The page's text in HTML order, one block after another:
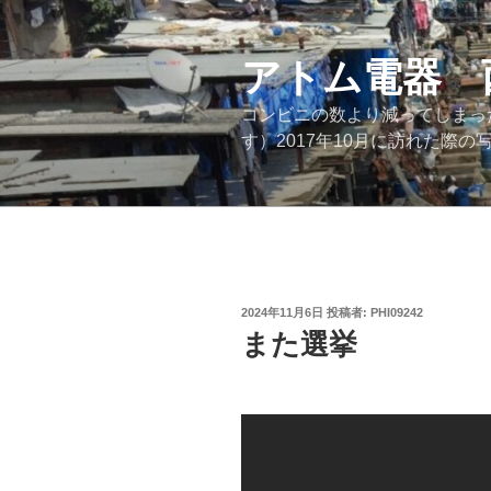
コ
ン
テ
ン
ツ
へ
ス
キ
アトム電器
コンビニの数より減ってしま
す）2017年10月に訪れた際の
投
日:
2024年11月6日 投稿者: PHI09242
また選挙